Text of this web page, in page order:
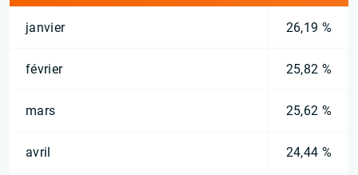
janvier 26,19 %
février 25,82 %
mars 25,62 %
avril 24,44 %